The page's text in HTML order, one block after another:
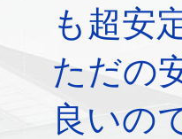
も超安
ただの
良いの